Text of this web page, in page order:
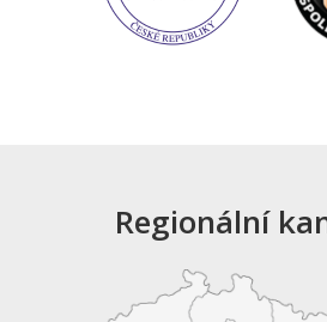
Regionální